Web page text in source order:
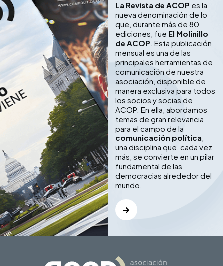
La Revista de ACOP es la
nueva denominación de lo
que, durante más de 80
ediciones, fue El Molinillo
de ACOP . Esta publicación
mensual es una de las
principales herramientas de
comunicación de nuestra
asociación, disponible de
manera exclusiva para todos
los socios y socias de
ACOP. En ella, abordamos
temas de gran relevancia
para el campo de la
comunicación política
una disciplina que, cada vez
más, se convierte en un pilar
fundamental de las
democracias alrededor del
mundo.